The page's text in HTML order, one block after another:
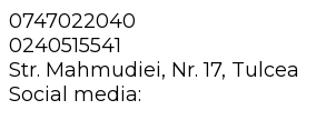
0747022040
0240515541
Str. Mahmudiei, Nr. 17, Tulcea
Social media: